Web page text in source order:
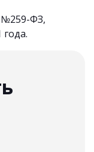
№259-ФЗ,
года.